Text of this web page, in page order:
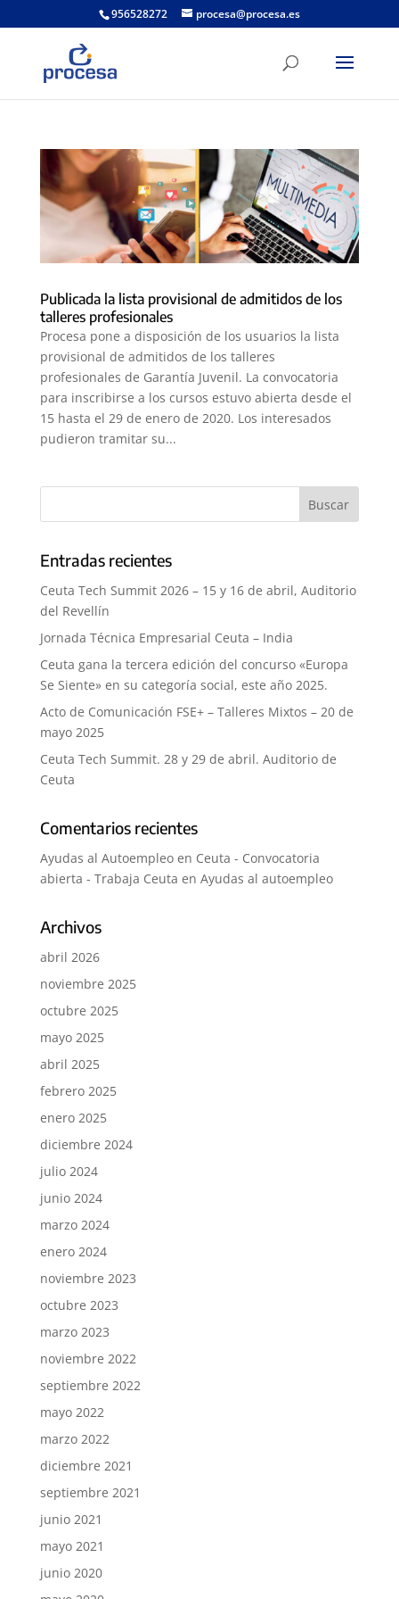
956528272 procesa@procesa.es
Publicada la lista provisional de admitidos de los
talleres profesionales
Procesa pone a disposición de los usuarios la lista
provisional de admitidos de los talleres
profesionales de Garantía Juvenil. La convocatoria
para inscribirse a los cursos estuvo abierta desde el
15 hasta el 29 de enero de 2020. Los interesados
pudieron tramitar su...
Entradas recientes
Ceuta Tech Summit 2026 – 15 y 16 de abril, Auditorio
del Revellín
Jornada Técnica Empresarial Ceuta – India
Ceuta gana la tercera edición del concurso «Europa
Se Siente» en su categoría social, este año 2025.
Acto de Comunicación FSE+ – Talleres Mixtos – 20 de
mayo 2025
Ceuta Tech Summit. 28 y 29 de abril. Auditorio de
Ceuta
Comentarios recientes
Ayudas al Autoempleo en Ceuta - Convocatoria
abierta - Trabaja Ceuta en Ayudas al autoempleo
Archivos
abril 2026
noviembre 2025
octubre 2025
mayo 2025
abril 2025
febrero 2025
enero 2025
diciembre 2024
julio 2024
junio 2024
marzo 2024
enero 2024
noviembre 2023
octubre 2023
marzo 2023
noviembre 2022
septiembre 2022
mayo 2022
marzo 2022
diciembre 2021
septiembre 2021
junio 2021
mayo 2021
junio 2020